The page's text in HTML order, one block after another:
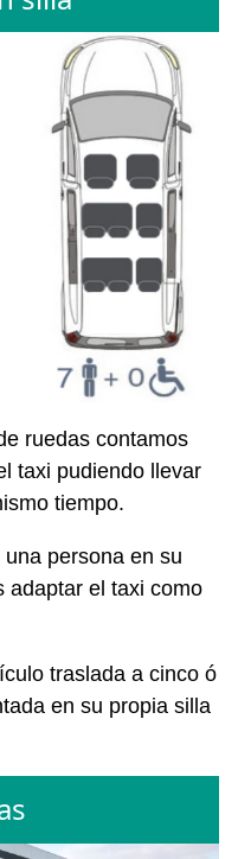
ruedas contamos
taxi pudiendo llevar
tiempo.
persona en su
adaptar el taxi como
traslada a cinco ó
en su propia silla